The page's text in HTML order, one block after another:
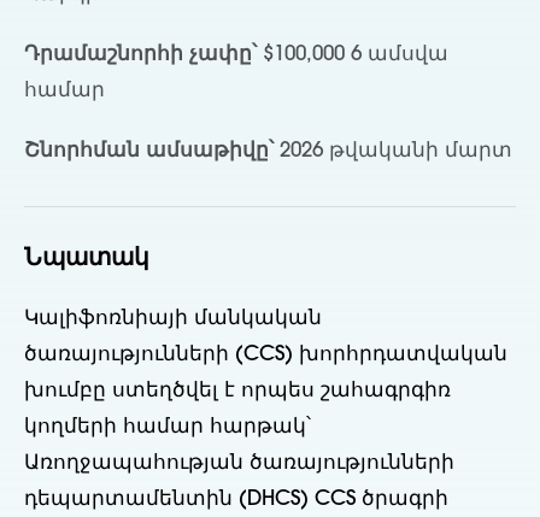
Դրամաշնորհի չափը՝
$100,000 6 ամսվա
համար
Շնորհման ամսաթիվը՝ 2026 թվականի մարտ
Նպատակ
Կալիֆոռնիայի մանկական
ծառայությունների (CCS) խորհրդատվական
խումբը ստեղծվել է որպես շահագրգիռ
կողմերի համար հարթակ՝
Առողջապահության ծառայությունների
դեպարտամենտին (DHCS) CCS ծրագրի